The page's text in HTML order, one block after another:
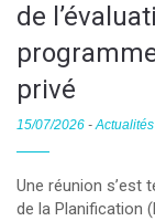
de
privé
15/07/2026 -Actualités
Une réunion s’est
de la Planification